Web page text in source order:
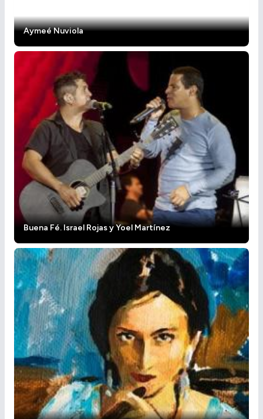
Aymeé Nuviola
Buena Fé. Israel Rojas y Yoel Martínez